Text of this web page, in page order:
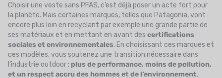
Choisir une veste sans PFAS, c’est déjà poser un acte fort pour
la planète. Mais certaines marques, telles que Patagonia, vont
encore plus loin en recyclant par exemple une grande partie de
ses matériaux et en mettant en avant des certifications
sociales et environnementales. En choisissant ces marques et
ces modèles, vous soutenez une transition nécessaire dans
l’industrie outdoor : plus de performance, moins de pollution,
et un respect accru des hommes et de l’environnement.